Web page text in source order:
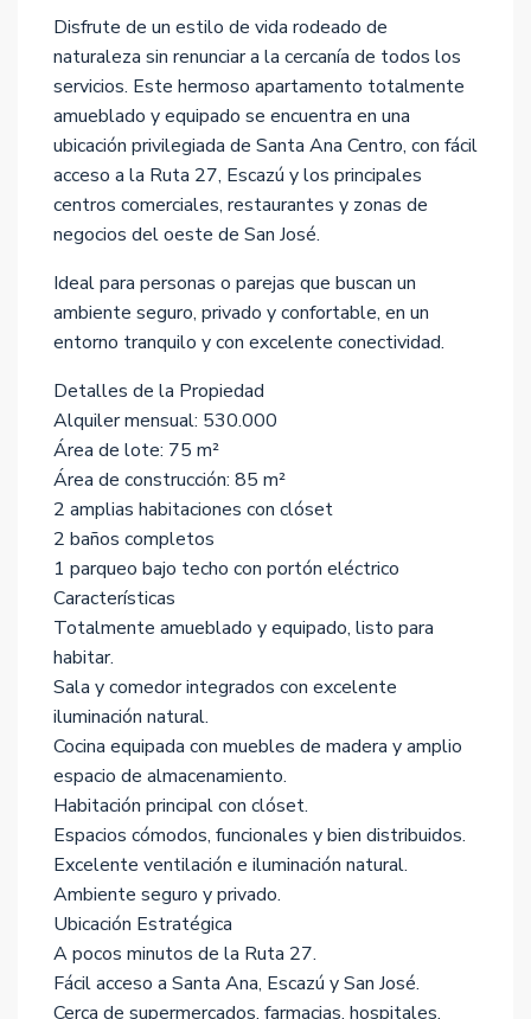
Disfrute de un estilo de vida rodeado de
naturaleza sin renunciar a la cercanía de todos los
servicios. Este hermoso apartamento totalmente
amueblado y equipado se encuentra en una
ubicación privilegiada de Santa Ana Centro, con fácil
acceso a la Ruta 27, Escazú y los principales
centros comerciales, restaurantes y zonas de
negocios del oeste de San José.
Ideal para personas o parejas que buscan un
ambiente seguro, privado y confortable, en un
entorno tranquilo y con excelente conectividad.
Detalles de la Propiedad
Alquiler mensual: 530.000
Área de lote: 75 m²
Área de construcción: 85 m²
2 amplias habitaciones con clóset
2 baños completos
1 parqueo bajo techo con portón eléctrico
Características
Totalmente amueblado y equipado, listo para
habitar.
Sala y comedor integrados con excelente
iluminación natural.
Cocina equipada con muebles de madera y amplio
espacio de almacenamiento.
Habitación principal con clóset.
Espacios cómodos, funcionales y bien distribuidos.
Excelente ventilación e iluminación natural.
Ambiente seguro y privado.
Ubicación Estratégica
A pocos minutos de la Ruta 27.
Fácil acceso a Santa Ana, Escazú y San José.
Cerca de supermercados, farmacias, hospitales,